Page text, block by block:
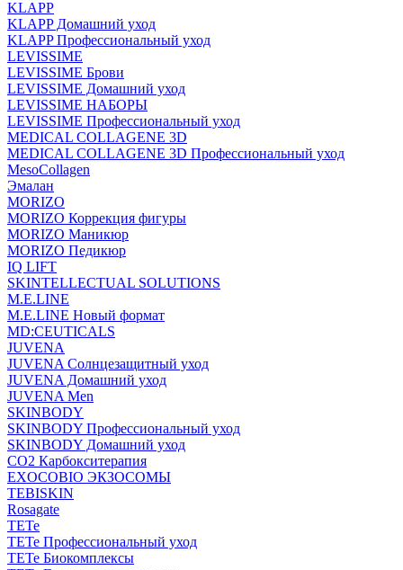
KLAPP
KLAPP Домашний уход
KLAPP Профессиональный уход
LEVISSIME
LEVISSIME Брови
LEVISSIME Домашний уход
LEVISSIME НАБОРЫ
LEVISSIME Профессиональный уход
MEDICAL COLLAGENE 3D
MEDICAL COLLAGENE 3D Профессиональный уход
MesoCollagen
Эмалан
MORIZO
MORIZO Коррекция фигуры
MORIZO Маникюр
MORIZO Педикюр
IQ LIFT
SKINTELLECTUAL SOLUTIONS
M.E.LINE
M.E.LINE Новый формат
MD:CEUTICALS
JUVENA
JUVENA Солнцезащитный уход
JUVENA Домашний уход
JUVENA Men
SKINBODY
SKINBODY Профессиональный уход
SKINBODY Домашний уход
CO2 Карбокситерапия
EXOCOBIO ЭКЗОСОМЫ
TEBISKIN
Rosagate
TETe
TETe Профессиональный уход
TETe Биокомплексы